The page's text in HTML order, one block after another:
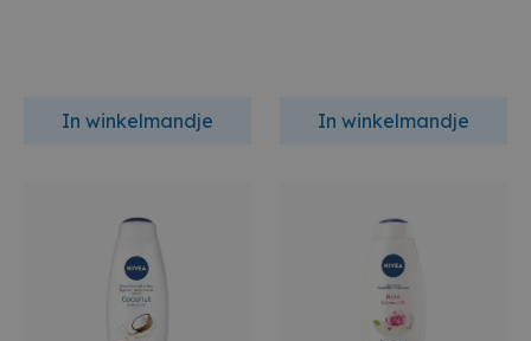
In winkelmandje In winkelmandje